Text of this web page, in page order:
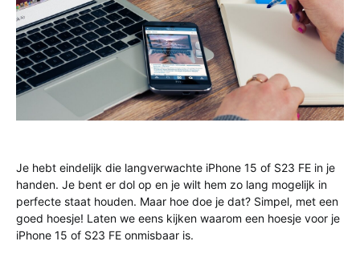
Je hebt eindelijk die langverwachte iPhone 15 of S23 FE in je
handen. Je bent er dol op en je wilt hem zo lang mogelijk in
perfecte staat houden. Maar hoe doe je dat? Simpel, met een
goed hoesje! Laten we eens kijken waarom een hoesje voor je
iPhone 15 of S23 FE onmisbaar is.